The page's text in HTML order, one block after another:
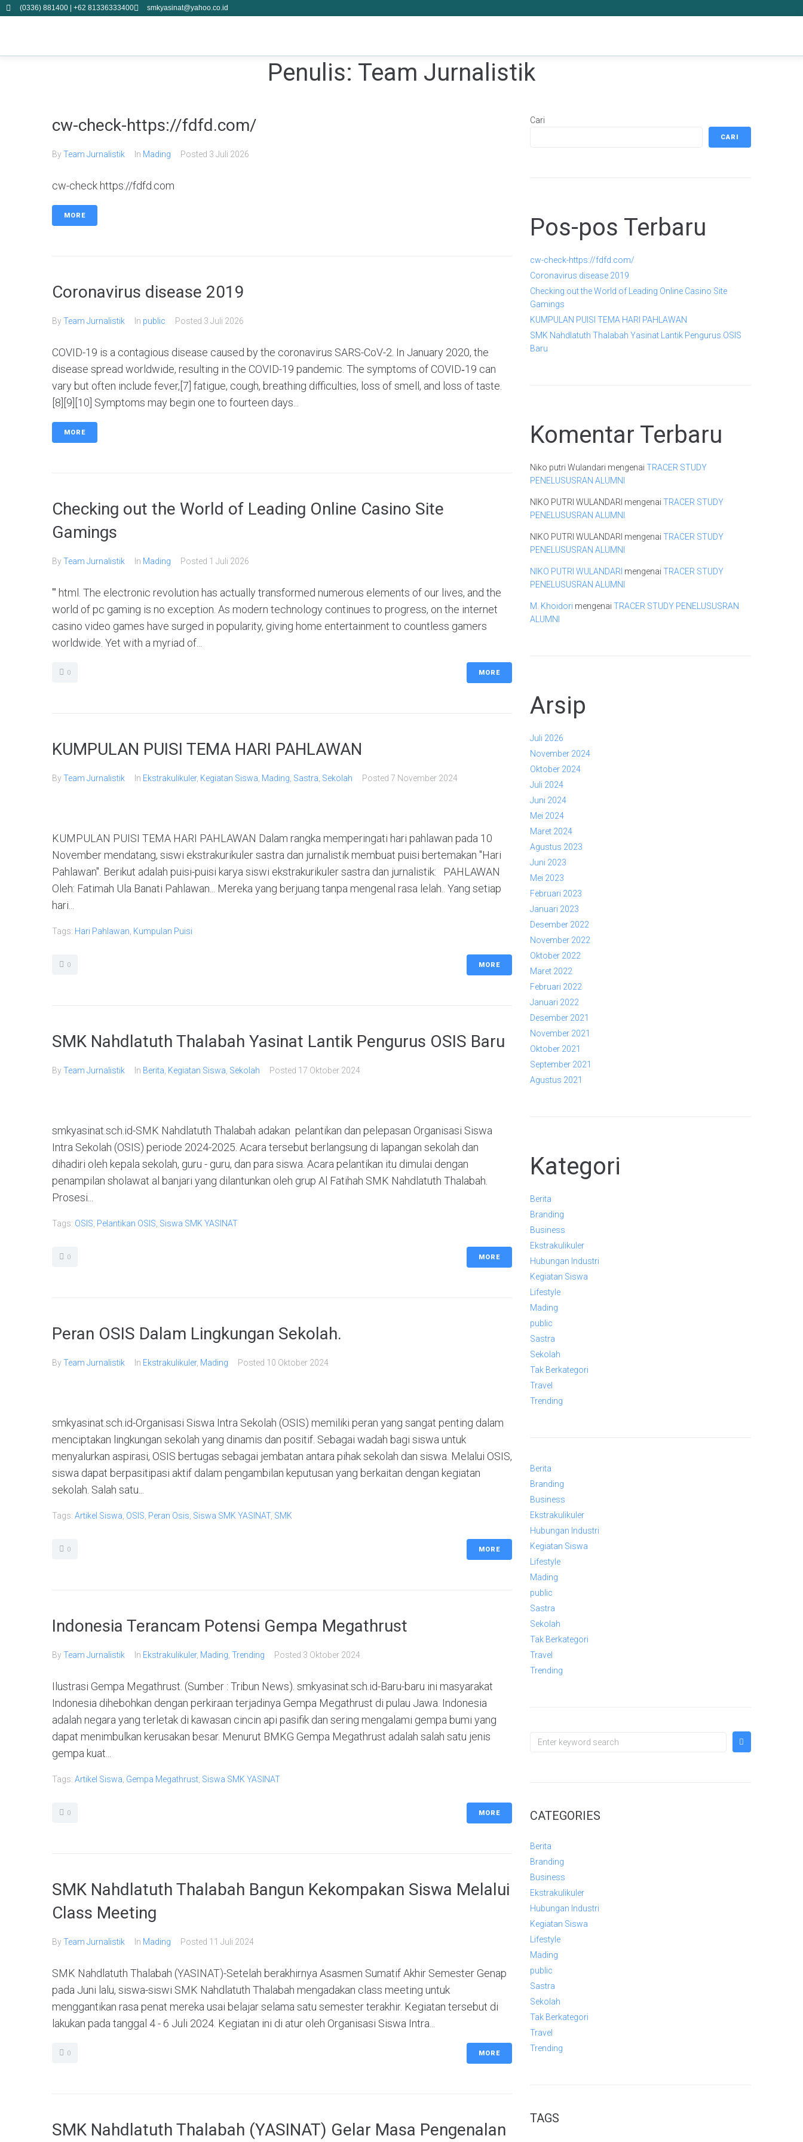
(0336) 881400 | +62 81336333400 smkyasinat@yahoo.co.id
Penulis: Team Jurnalistik
cw-check-https://fdfd.com/
ByTeam Jurnalistik In Mading Posted 3 Juli 2026
cw-check https://fdfd.com
MORE
Coronavirus disease 2019
ByTeam Jurnalistik In public Posted 3 Juli 2026
COVID-19 is a contagious disease caused by the coronavirus SARS-CoV-2. In January 2020, the
disease spread worldwide, resulting in the COVID-19 pandemic. The symptoms of COVID‑19 can
vary but often include fever,[7] fatigue, cough, breathing difficulties, loss of smell, and loss of taste.
[8][9][10] Symptoms may begin one to fourteen days...
MORE
Checking out the World of Leading Online Casino Site
Gamings
ByTeam Jurnalistik In Mading Posted 1 Juli 2026
"' html. The electronic revolution has actually transformed numerous elements of our lives, and the
world of pc gaming is no exception. As modern technology continues to progress, on the internet
casino video games have surged in popularity, giving home entertainment to countless gamers
worldwide. Yet with a myriad of...
0 MORE
KUMPULAN PUISI TEMA HARI PAHLAWAN
ByTeam Jurnalistik In Ekstrakulikuler, Kegiatan Siswa Mading Sastra Sekolah Posted 7 November 2024
KUMPULAN PUISI TEMA HARI PAHLAWAN Dalam rangka memperingati hari pahlawan pada 10
November mendatang, siswi ekstrakurikuler sastra dan jurnalistik membuat puisi bertemakan "Hari
Pahlawan". Berikut adalah puisi-puisi karya siswi ekstrakurikuler sastra dan jurnalistik: PAHLAWAN
Oleh: Fatimah Ula Banati Pahlawan... Mereka yang berjuang tanpa mengenal rasa lelah.. Yang setiap
hari...
Tags: Hari Pahlawan Kumpulan Puisi
0 MORE
SMK Nahdlatuth Thalabah Yasinat Lantik Pengurus OSIS Baru
ByTeam Jurnalistik In Berita Kegiatan Siswa Sekolah Posted 17 Oktober 2024
smkyasinat.sch.id-SMK Nahdlatuth Thalabah adakan pelantikan dan pelepasan Organisasi Siswa
Intra Sekolah (OSIS) periode 2024-2025. Acara tersebut berlangsung di lapangan sekolah dan
dihadiri oleh kepala sekolah, guru - guru, dan para siswa. Acara pelantikan itu dimulai dengan
penampilan sholawat al banjari yang dilantunkan oleh grup Al Fatihah SMK Nahdlatuth Thalabah.
Prosesi...
Tags: OSIS Pelantikan OSIS Siswa SMK YASINAT
0 MORE
Peran OSIS Dalam Lingkungan Sekolah.
ByTeam Jurnalistik In Ekstrakulikuler, Mading Posted 10 Oktober 2024
smkyasinat.sch.id-Organisasi Siswa Intra Sekolah (OSIS) memiliki peran yang sangat penting dalam
menciptakan lingkungan sekolah yang dinamis dan positif. Sebagai wadah bagi siswa untuk
menyalurkan aspirasi, OSIS bertugas sebagai jembatan antara pihak sekolah dan siswa. Melalui OSIS,
siswa dapat berpasitipasi aktif dalam pengambilan keputusan yang berkaitan dengan kegiatan
sekolah. Salah satu...
Tags: Artikel Siswa OSIS Peran Osis Siswa SMK YASINAT, SMK
0 MORE
Indonesia Terancam Potensi Gempa Megathrust
ByTeam Jurnalistik In Ekstrakulikuler, Mading Trending Posted 3 Oktober 2024
Ilustrasi Gempa Megathrust. (Sumber : Tribun News). smkyasinat.sch.id-Baru-baru ini masyarakat
Indonesia dihebohkan dengan perkiraan terjadinya Gempa Megathrust di pulau Jawa. Indonesia
adalah negara yang terletak di kawasan cincin api pasifik dan sering mengalami gempa bumi yang
dapat menimbulkan kerusakan besar. Menurut BMKG Gempa Megathrust adalah salah satu jenis
gempa kuat...
Tags: Artikel Siswa Gempa Megathrust Siswa SMK YASINAT
0 MORE
SMK Nahdlatuth Thalabah Bangun Kekompakan Siswa Melalui
Class Meeting
ByTeam Jurnalistik In Mading Posted 11 Juli 2024
SMK Nahdlatuth Thalabah (YASINAT)-Setelah berakhirnya Asasmen Sumatif Akhir Semester Genap
pada Juni lalu, siswa-siswi SMK Nahdlatuth Thalabah mengadakan class meeting untuk
menggantikan rasa penat mereka usai belajar selama satu semester terakhir. Kegiatan tersebut di
lakukan pada tanggal 4 - 6 Juli 2024. Kegiatan ini di atur oleh Organisasi Siswa Intra...
0 MORE
SMK Nahdlatuth Thalabah (YASINAT) Gelar Masa Pengenalan
Cari
CARI
Pos-pos Terbaru
cw-check-https://fdfd.com/
Coronavirus disease 2019
Checking out the World of Leading Online Casino Site
Gamings
KUMPULAN PUISI TEMA HARI PAHLAWAN
SMK Nahdlatuth Thalabah Yasinat Lantik Pengurus OSIS
Baru
Komentar Terbaru
Niko putri Wulandari mengenai TRACER STUDY
PENELUSUSRAN ALUMNI
NIKO PUTRI WULANDARI mengenai TRACER STUDY
PENELUSUSRAN ALUMNI
NIKO PUTRI WULANDARI mengenai TRACER STUDY
PENELUSUSRAN ALUMNI
NIKO PUTRI WULANDARI mengenai TRACER STUDY
PENELUSUSRAN ALUMNI
M. Khoidori mengenai TRACER STUDY PENELUSUSRAN
ALUMNI
Arsip
Juli 2026
November 2024
Oktober 2024
Juli 2024
Juni 2024
Mei 2024
Maret 2024
Agustus 2023
Juni 2023
Mei 2023
Februari 2023
Januari 2023
Desember 2022
November 2022
Oktober 2022
Maret 2022
Februari 2022
Januari 2022
Desember 2021
November 2021
Oktober 2021
September 2021
Agustus 2021
Kategori
Berita
Branding
Business
Ekstrakulikuler
Hubungan Industri
Kegiatan Siswa
Lifestyle
Mading
public
Sastra
Sekolah
Tak Berkategori
Travel
Trending
Berita
Branding
Business
Ekstrakulikuler
Hubungan Industri
Kegiatan Siswa
Lifestyle
Mading
public
Sastra
Sekolah
Tak Berkategori
Travel
Trending
CATEGORIES
Berita
Branding
Business
Ekstrakulikuler
Hubungan Industri
Kegiatan Siswa
Lifestyle
Mading
public
Sastra
Sekolah
Tak Berkategori
Travel
Trending
TAGS